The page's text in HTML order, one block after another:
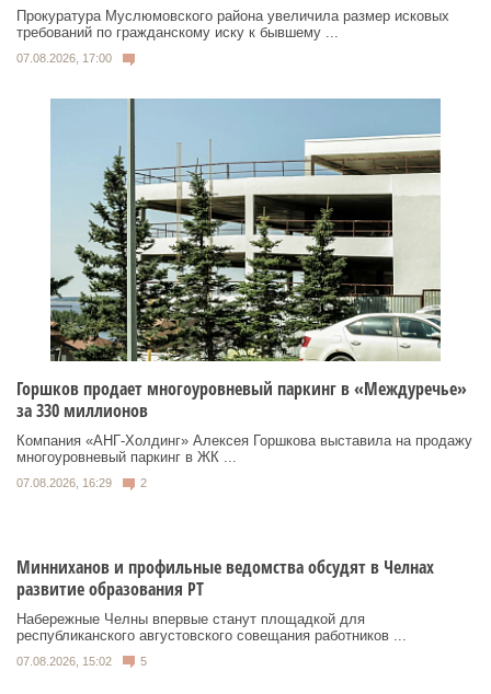
Прокуратура Муслюмовского района увеличила размер исковых
требований по гражданскому иску к бывшему ...
07.08.2026, 17:00
Горшков продает многоуровневый паркинг в «Междуречье»
за 330 миллионов
Компания «АНГ-Холдинг» Алексея Горшкова выставила на продажу
многоуровневый паркинг в ЖК ...
07.08.2026, 16:29 2
Минниханов и профильные ведомства обсудят в Челнах
развитие образования РТ
Набережные Челны впервые станут площадкой для
республиканского августовского совещания работников ...
07.08.2026, 15:02 5